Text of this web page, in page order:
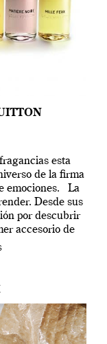
esta
de la firma
emociones. La
Desde sus
por descubrir
accesorio de